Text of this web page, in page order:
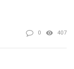
0 407